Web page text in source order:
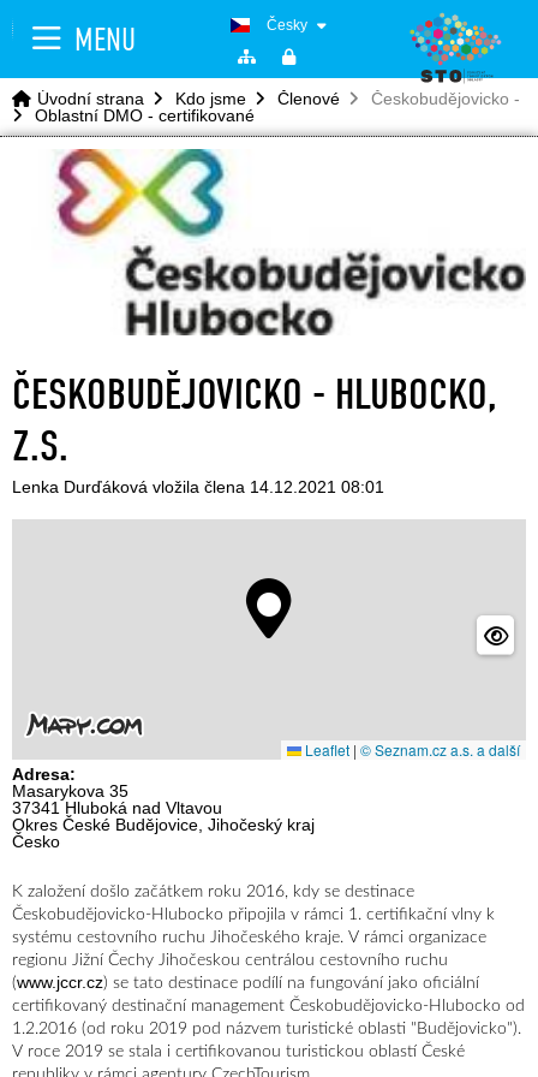
Česky
MENU
Úvodní strana Kdo jsme
Členové
Oblastní DMO - certifikované
Českobudějovicko -
ČESKOBUDĚJOVICKO - HLUBOCKO,
Z.S.
Lenka Durďáková vložila člena 14.12.2021 08:01
Leaflet | © Seznam.cz a.s. a další
Adresa:
Masarykova 35
37341 Hluboká nad Vltavou
Okres České Budějovice, Jihočeský kraj
Česko
K založení došlo začátkem roku 2016, kdy se destinace
Českobudějovicko-Hlubocko připojila v rámci 1. certifikační vlny k
systému cestovního ruchu Jihočeského kraje. V rámci organizace
regionu Jižní Čechy Jihočeskou centrálou cestovního ruchu
(www.jccr.cz) se tato destinace podílí na fungování jako oficiální
certifikovaný destinační management Českobudějovicko-Hlubocko od
1.2.2016 (od roku 2019 pod názvem turistické oblasti "Budějovicko").
V roce 2019 se stala i certifikovanou turistickou oblastí České